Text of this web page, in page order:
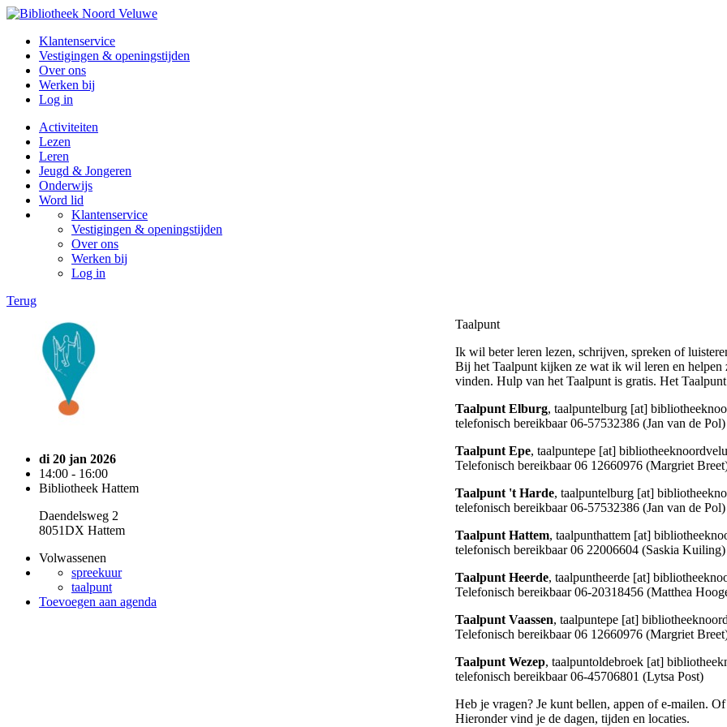
Klantenservice
Vestigingen & openingstijden
Over ons
Werken bij
Log in
Activiteiten
Lezen
Leren
Jeugd & Jongeren
Onderwijs
Word lid
Klantenservice
Vestigingen & openingstijden
Over ons
Werken bij
Log in
Terug
di 20 jan 2026
14:00 - 16:00
Bibliotheek Hattem
Daendelsweg 2
8051DX Hattem
Volwassenen
spreekuur
taalpunt
Toevoegen aan agenda
Taalpunt
Ik wil beter leren lezen, schrijven, spreken of
Bij het Taalpunt kijken ze wat ik wil leren en helpen
vinden. Hulp van het Taalpunt is gratis. Het
Taalpunt Elburg,taalpuntelburg [at]
telefonisch bereikbaar 06-57532386 (Jan van de Pol)
Taalpunt Epe,taalpuntepe [at]
Telefonisch bereikbaar 06 12660976 (Margriet
Taalpunt 't Harde,taalpuntelburg [at]
telefonisch bereikbaar 06-57532386 (Jan van de Pol)
Taalpunt Hattem,taalpunthattem [at]
telefonisch bereikbaar 06 22006604 (Saskia Kuiling)
Taalpunt Heerde,taalpuntheerde [at]
Telefonisch bereikbaar 06-20318456 (Matthea
Taalpunt Vaassen,taalpuntepe [at]
Telefonisch bereikbaar 06 12660976 (Margriet
Taalpunt Wezep,taalpuntoldebroek [at]
telefonisch bereikbaar 06-45706801 (Lytsa Post)
Heb je vragen? Je kunt bellen, appen of e-mailen.
Hieronder vind je de dagen, tijden en locaties.